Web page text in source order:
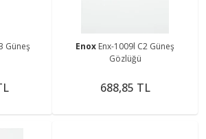
Güneş
Enox Enx-1009l C2 Güneş
Gözlüğü
688,85 TL